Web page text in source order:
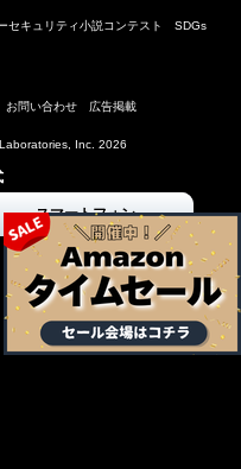
セキュリティ小説コンテスト SDGs
お問い合わせ 広告掲載
Inc. 2026
スマートフォン